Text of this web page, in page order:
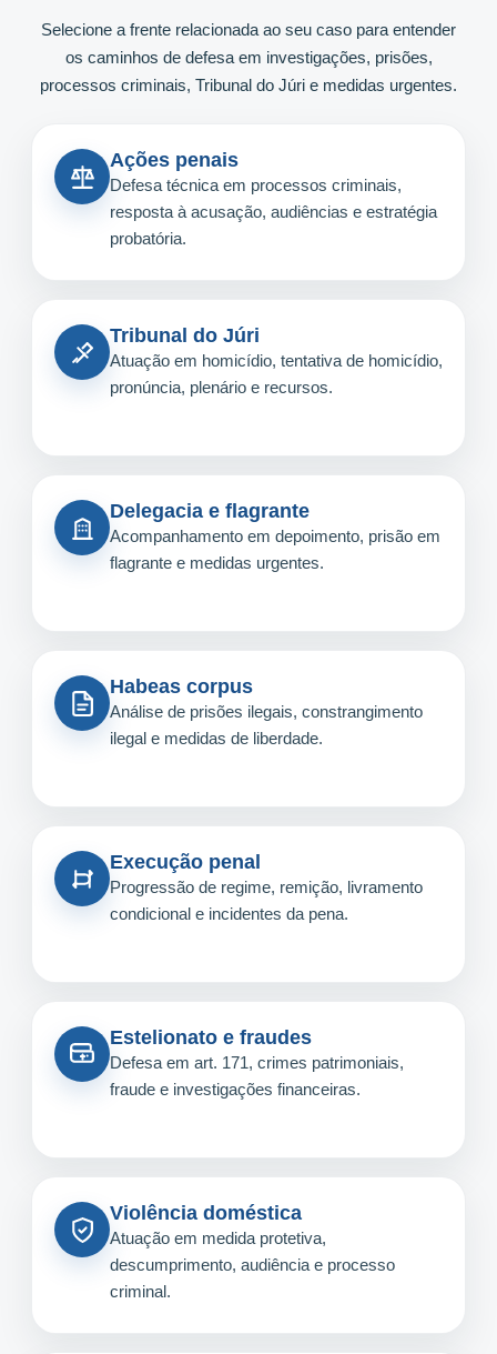
Selecione a frente relacionada ao seu caso para entender
os caminhos de defesa em investigações, prisões,
processos criminais, Tribunal do Júri e medidas urgentes.
Ações penais
Defesa técnica em processos criminais,
resposta à acusação, audiências e estratégia
probatória.
Tribunal do Júri
Atuação em homicídio, tentativa de homicídio,
pronúncia, plenário e recursos.
Delegacia e flagrante
Acompanhamento em depoimento, prisão em
flagrante e medidas urgentes.
Habeas corpus
Análise de prisões ilegais, constrangimento
ilegal e medidas de liberdade.
Execução penal
Progressão de regime, remição, livramento
condicional e incidentes da pena.
Estelionato e fraudes
Defesa em art. 171, crimes patrimoniais,
fraude e investigações financeiras.
Violência doméstica
Atuação em medida protetiva,
descumprimento, audiência e processo
criminal.